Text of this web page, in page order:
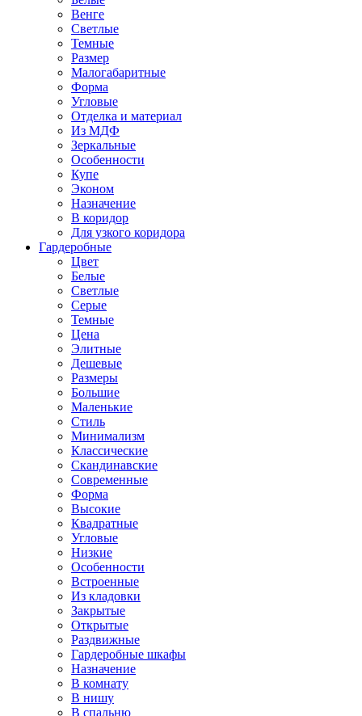
Венге
Светлые
Темные
Размер
Малогабаритные
Форма
Угловые
Отделка и материал
Из МДФ
Зеркальные
Особенности
Купе
Эконом
Назначение
В коридор
Для узкого коридора
Гардеробные
Цвет
Белые
Светлые
Серые
Темные
Цена
Элитные
Дешевые
Размеры
Большие
Маленькие
Стиль
Минимализм
Классические
Скандинавские
Современные
Форма
Высокие
Квадратные
Угловые
Низкие
Особенности
Встроенные
Из кладовки
Закрытые
Открытые
Раздвижные
Гардеробные шкафы
Назначение
В комнату
В нишу
В спальню